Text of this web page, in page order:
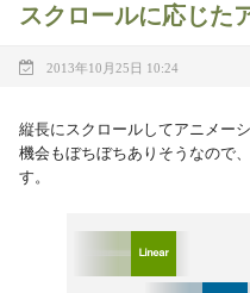
スクロールに応じた
2013年10月25日 10:24
縦長にスクロールしてアニメー
機会もぼちぼちありそうなので
す。